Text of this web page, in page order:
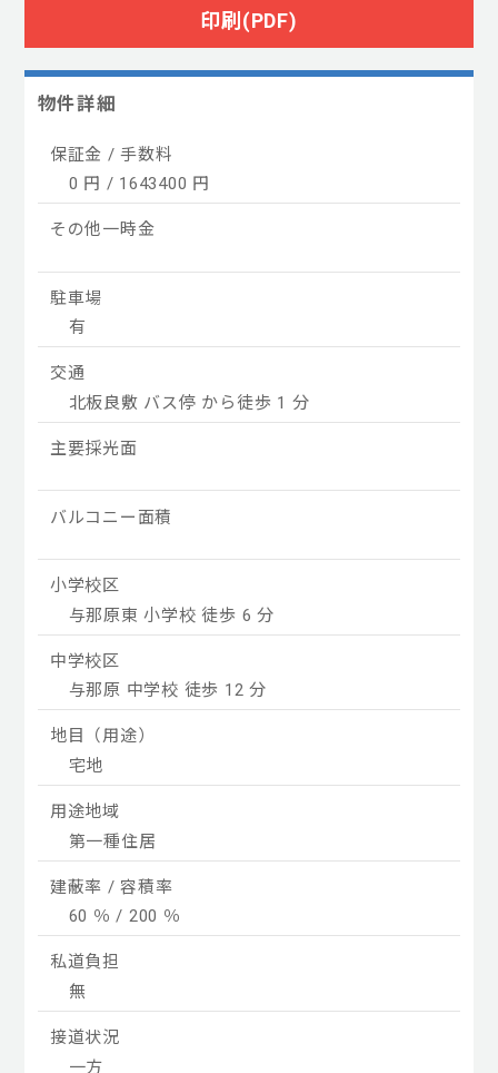
ローゼット
印刷(PDF)
物件詳細
保証金 / 手数料
0 円 / 1643400 円
その他一時金
駐車場
有
交通
北板良敷 バス停 から徒歩 1 分
主要採光面
バルコニー面積
小学校区
与那原東 小学校 徒歩 6 分
中学校区
与那原 中学校 徒歩 12 分
地目（用途）
宅地
用途地域
第一種住居
建蔽率 / 容積率
60 ％ / 200 ％
私道負担
無
接道状況
一方